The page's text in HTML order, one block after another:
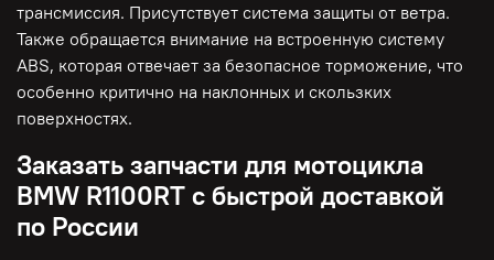
трансмиссия. Присутствует система защиты от ветра.
Также обращается внимание на встроенную систему
ABS, которая отвечает за безопасное торможение, что
особенно критично на наклонных и скользких
поверхностях.
Заказать запчасти для мотоцикла
BMW R1100RT с быстрой доставкой
по России